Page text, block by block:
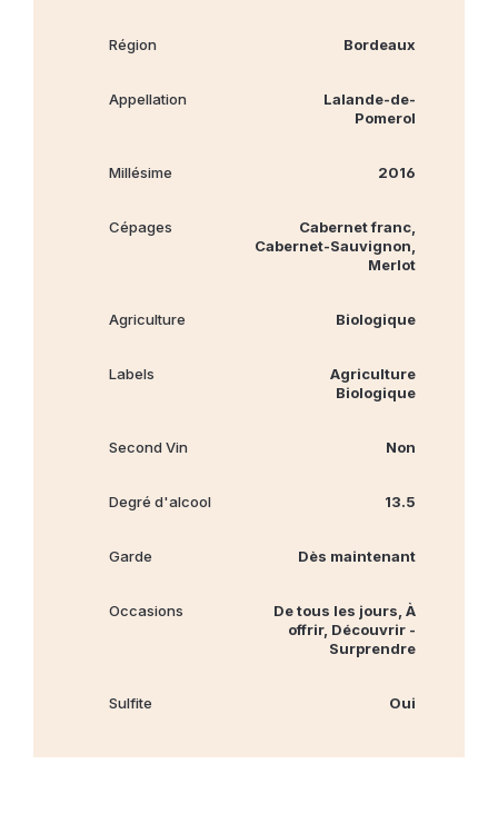
Région Bordeaux
Appellation
Lalande-de-
Pomerol
Millésime 2016
Cépages
Cabernet franc,
Cabernet‐Sauvignon,
Merlot
Agriculture Biologique
Labels
Agriculture
Biologique
Second Vin Non
Degré d'alcool 13.5
Garde Dès maintenant
Occasions
De tous les jours, À
offrir, Découvrir -
Surprendre
Sulfite Oui